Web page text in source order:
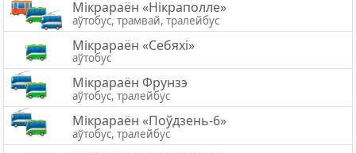
Мiкрараён «Нікраполле»
аўтобус, трамвай, тралейбус
Мікрараён «Себяхі»
аўтобус
Мікрараён Фрунзэ
аўтобус, тралейбус
Мікрараён «Поўдзень-6»
аўтобус, тралейбус